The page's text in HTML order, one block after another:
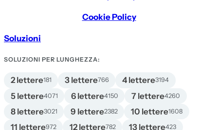
Cookie Policy
Soluzioni
SOLUZIONI PER LUNGHEZZA:
2 lettere181 3 lettere766 4 lettere3194
5 lettere4071 6 lettere4150 7 lettere4260
8 lettere3021 9 lettere2382 10 lettere1608
11 lettere972 12 lettere782 13 lettere423